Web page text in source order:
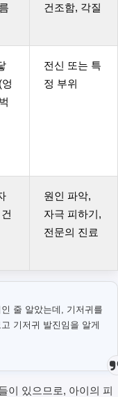
건조함, 각질
전신 또는 특
정 부위
원인 파악,
자극 피하기,
전문의 진료
줄 알았는데, 기저귀를
기저귀 발진임을 알게
이 있으므로, 아이의 피